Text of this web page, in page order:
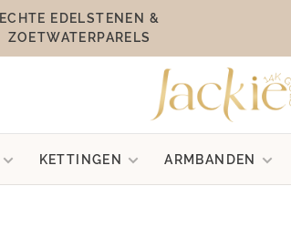
ECHTE EDELSTENEN &
ZOETWATERPARELS
KETTINGEN ARMBANDEN